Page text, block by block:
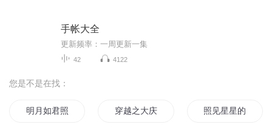
手帐大全
更新频率：一周更新一集
42 4122
您是不是在找：
明月如君照我心 穿越之大庆帝国 照见星星的她